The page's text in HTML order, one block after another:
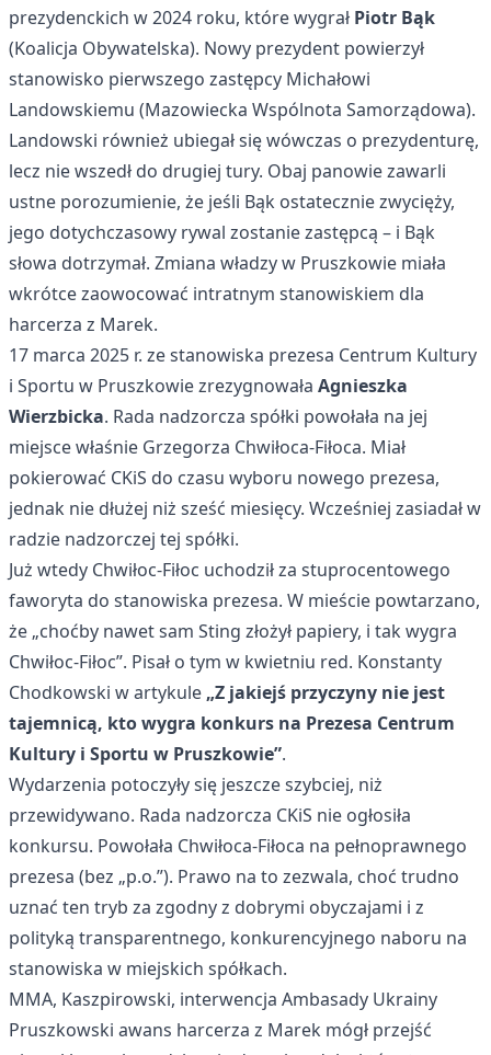
prezydenckich w 2024 roku, które wygrał Piotr Bąk
(Koalicja Obywatelska). Nowy prezydent powierzył
stanowisko pierwszego zastępcy Michałowi
Landowskiemu (Mazowiecka Wspólnota Samorządowa).
Landowski również ubiegał się wówczas o prezydenturę,
lecz nie wszedł do drugiej tury. Obaj panowie zawarli
ustne porozumienie, że jeśli Bąk ostatecznie zwycięży,
jego dotychczasowy rywal zostanie zastępcą – i Bąk
słowa dotrzymał. Zmiana władzy w Pruszkowie miała
wkrótce zaowocować intratnym stanowiskiem dla
harcerza z Marek.
17 marca 2025 r. ze stanowiska prezesa Centrum Kultury
i Sportu w Pruszkowie zrezygnowała Agnieszka
Wierzbicka. Rada nadzorcza spółki powołała na jej
miejsce właśnie Grzegorza Chwiłoca-Fiłoca. Miał
pokierować CKiS do czasu wyboru nowego prezesa,
jednak nie dłużej niż sześć miesięcy. Wcześniej zasiadał w
radzie nadzorczej tej spółki.
Już wtedy Chwiłoc-Fiłoc uchodził za stuprocentowego
faworyta do stanowiska prezesa. W mieście powtarzano,
że „choćby nawet sam Sting złożył papiery, i tak wygra
Chwiłoc-Fiłoc”. Pisał o tym w kwietniu red. Konstanty
Chodkowski w artykule „Z jakiejś przyczyny nie jest
tajemnicą, kto wygra konkurs na Prezesa Centrum
Kultury i Sportu w Pruszkowie”.
Wydarzenia potoczyły się jeszcze szybciej, niż
przewidywano. Rada nadzorcza CKiS nie ogłosiła
konkursu. Powołała Chwiłoca-Fiłoca na pełnoprawnego
prezesa (bez „p.o.”). Prawo na to zezwala, choć trudno
uznać ten tryb za zgodny z dobrymi obyczajami i z
polityką transparentnego, konkurencyjnego naboru na
stanowiska w miejskich spółkach.
MMA, Kaszpirowski, interwencja Ambasady Ukrainy
Pruszkowski awans harcerza z Marek mógł przejść